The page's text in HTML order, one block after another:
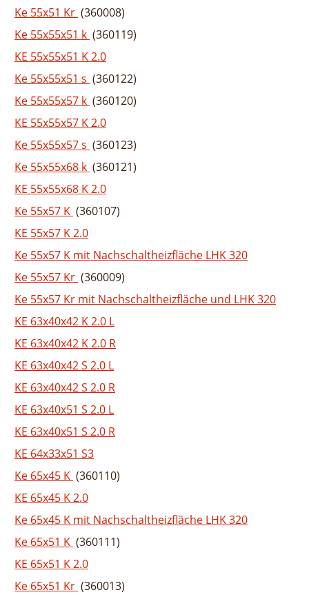
Ke 55x51 Kr (360008)
Ke 55x55x51 k (360119)
KE 55x55x51 K 2.0
Ke 55x55x51 s (360122)
Ke 55x55x57 k (360120)
KE 55x55x57 K 2.0
Ke 55x55x57 s (360123)
Ke 55x55x68 k (360121)
KE 55x55x68 K 2.0
Ke 55x57 K (360107)
KE 55x57 K 2.0
Ke 55x57 K mit Nachschaltheizfläche LHK 320
Ke 55x57 Kr (360009)
Ke 55x57 Kr mit Nachschaltheizfläche und LHK 320
KE 63x40x42 K 2.0 L
KE 63x40x42 K 2.0 R
KE 63x40x42 S 2.0 L
KE 63x40x42 S 2.0 R
KE 63x40x51 S 2.0 L
KE 63x40x51 S 2.0 R
KE 64x33x51 S3
Ke 65x45 K (360110)
KE 65x45 K 2.0
Ke 65x45 K mit Nachschaltheizfläche LHK 320
Ke 65x51 K (360111)
KE 65x51 K 2.0
Ke 65x51 Kr (360013)